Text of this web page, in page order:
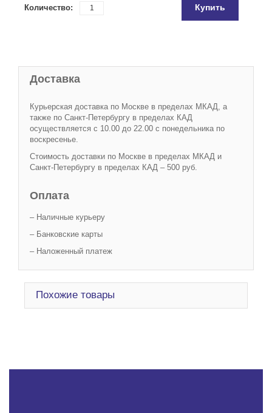
Доставка
Курьерская доставка по Москве в пределах МКАД, а
также по Санкт-Петербургу в пределах КАД
осуществляется с 10.00 до 22.00 с понедельника по
воскресенье.
Стоимость доставки по Москве в пределах МКАД и
Санкт-Петербургу в пределах КАД – 500 руб.
Оплата
– Наличные курьеру
– Банковские карты
– Наложенный платеж
Похожие товары
Количество: Купить